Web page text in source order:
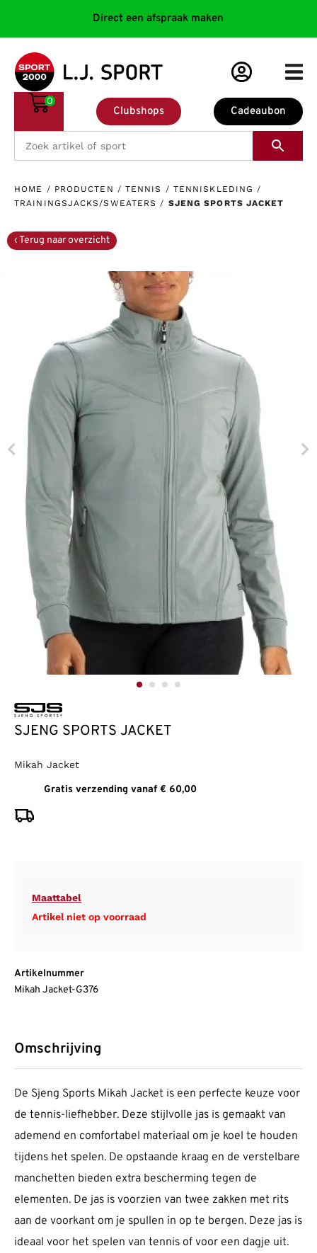
Direct een afspraak maken
Cadeaubon
Clubshops
0
HOME / PRODUCTEN / TENNIS / TENNISKLEDING /
TRAININGSJACKS/SWEATERS / SJENG SPORTS JACKET
SJENG SPORTS JACKET
Mikah Jacket
Gratis verzending vanaf € 60,00
Maattabel
Artikel niet op voorraad
Artikelnummer
Mikah Jacket-G376
Omschrijving
De Sjeng Sports Mikah Jacket is een perfecte keuze voor
de tennis-liefhebber. Deze stijlvolle jas is gemaakt van
ademend en comfortabel materiaal om je koel te houden
tijdens het spelen. De opstaande kraag en de verstelbare
manchetten bieden extra bescherming tegen de
elementen. De jas is voorzien van twee zakken met rits
aan de voorkant om je spullen in op te bergen. Deze jas is
ideaal voor het spelen van tennis of voor een dagje uit.